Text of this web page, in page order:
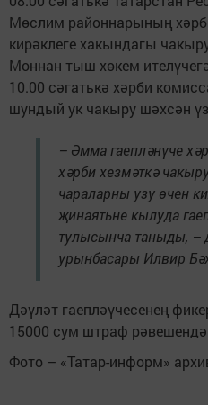
Мөслим районнарының
кирәклеге хакындагы
Моннан тыш хөкем
10.00 сәгатькә хәрби
шундый ук чакыру шәхсән
– Әмма гаепләнүче
хәрби хезмәткә
чараларны узу өчен
җинаятьне кылуда
тулысынча таныды, –
урынбасары Илвир
Дәүләт гаепләүчесенең
15000 сум штраф
Фото – «Татар-информ»